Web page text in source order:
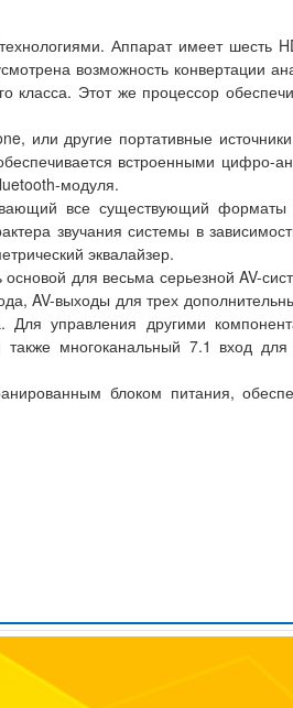
Аппарат имеет шесть
возможность конвертации
Этот же процессор
или другие портативные
встроенными цифро-
модуля.
все существующий
звучания системы в
эквалайзер.
для весьма серьезной AV-
AV-выходы для трех
Для управления другими
многоканальный 7.1 вход для
блоком питания,